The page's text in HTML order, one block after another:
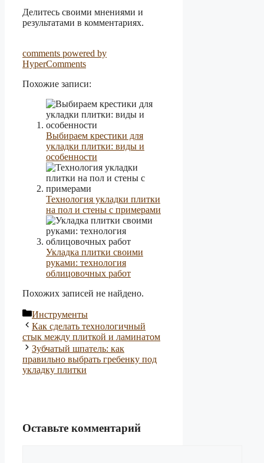
Делитесь своими мнениями и
результатами в комментариях.
comments powered by
HyperComments
Похожие записи:
Выбираем крестики для
укладки плитки: виды и
особенности
Технология укладки плитки
на пол и стены с примерами
Укладка плитки своими
руками: технология
облицовочных работ
Похожих записей не найдено.
Рубрики
Инструменты
Как сделать технологичный
стык между плиткой и ламинатом
Зубчатый шпатель: как
правильно выбрать гребенку под
укладку плитки
Оставьте комментарий